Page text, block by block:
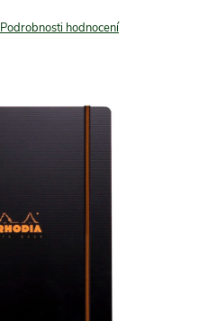
Podrobnosti hodnocení